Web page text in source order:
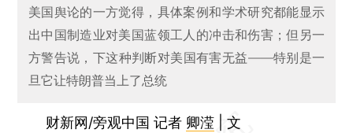
美国舆论的一方觉得，具体案例和学术研究都能显示
出中国制造业对美国蓝领工人的冲击和伤害；但另一
方警告说，下这种判断对美国有害无益——特别是一
旦它让特朗普当上了总统
财新网/旁观中国 记者 卿滢 | 文